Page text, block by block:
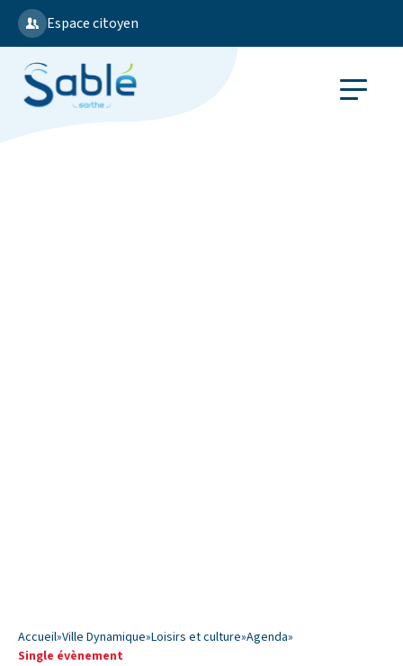
Espace citoyen
Accueil»Ville Dynamique»Loisirs et culture»Agenda»
Single évènement